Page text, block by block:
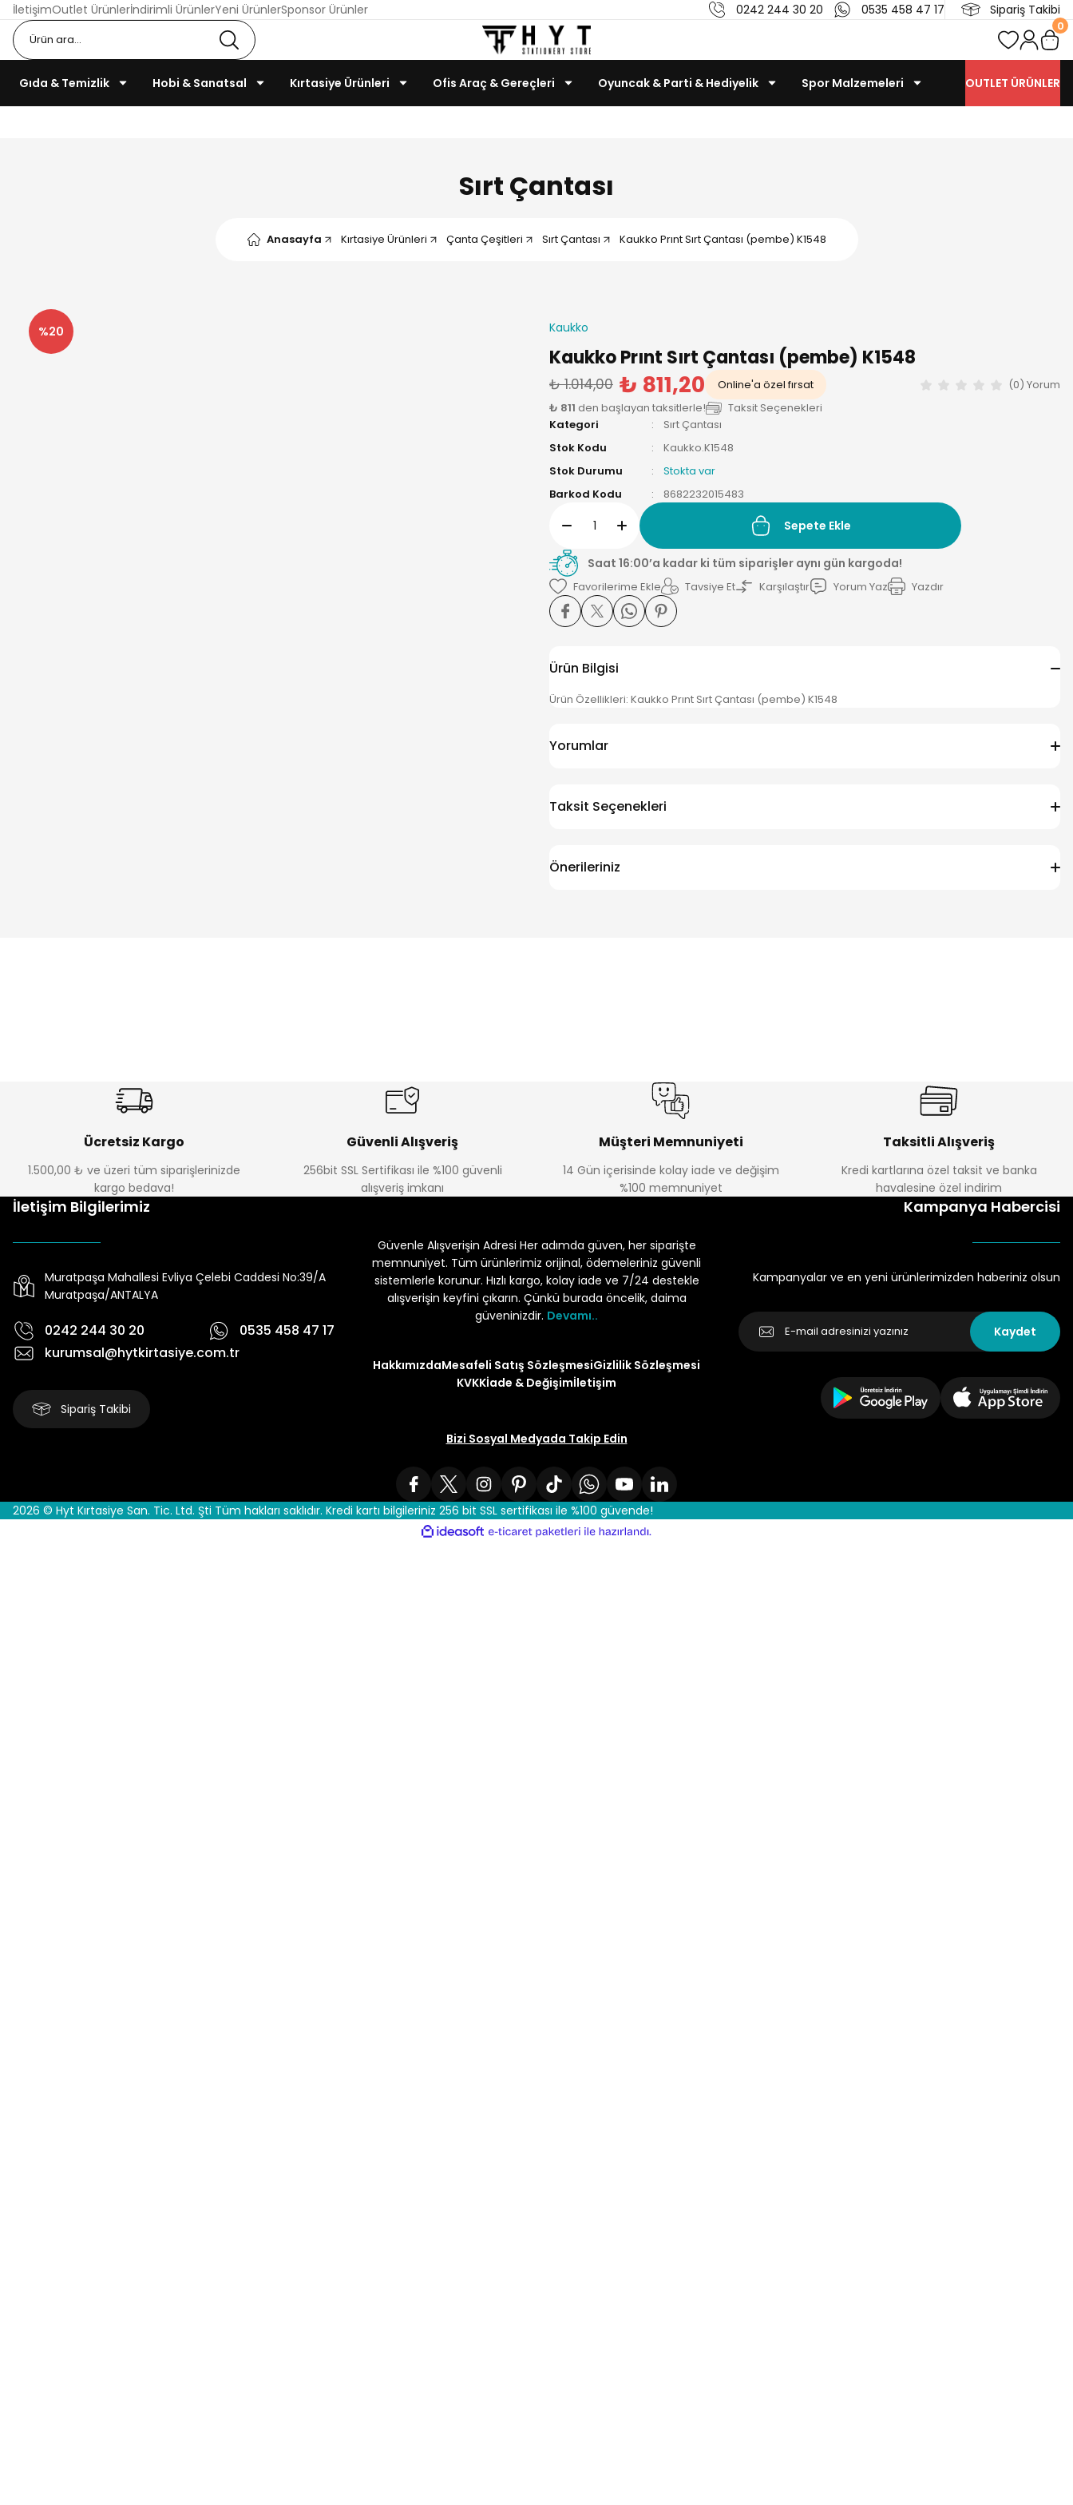
İletişimOutlet Ürünlerİndirimli ÜrünlerYeni ÜrünlerSponsor Ürünler 0242 244 30 20 0535 458 47 17 Sipariş Takibi
0
Gıda & Temizlik Hobi & Sanatsal Kırtasiye Ürünleri Ofis Araç & Gereçleri Oyuncak & Parti & Hediyelik Spor Malzemeleri OUTLET ÜRÜNLER
Sırt Çantası
Anasayfa Kırtasiye Ürünleri Çanta Çeşitleri Sırt Çantası Kaukko Prınt Sırt Çantası (pembe) K1548
%20 Kaukko
Kaukko Prınt Sırt Çantası (pembe) K1548
₺ 1.014,00 ₺ 811,20 Online'a özel fırsat
(0) Yorum
₺ 811 den başlayan taksitlerle!
Taksit Seçenekleri
Kategori
Sırt Çantası
Stok Kodu
Kaukko.K1548
Stok Durumu
Stokta var
Barkod Kodu
8682232015483
Sepete Ekle
Saat 16:00’a kadar ki tüm siparişler aynı gün kargoda!
Tavsiye Et Karşılaştır Yorum Yaz Yazdır
Ürün Bilgisi
Ürün Özellikleri: Kaukko Prınt Sırt Çantası (pembe) K1548
Yorumlar
Taksit Seçenekleri
Önerileriniz
Ücretsiz Kargo
1.500,00 ₺ ve üzeri tüm siparişlerinizde
kargo bedava!
Güvenli Alışveriş
256bit SSL Sertifikası ile %100 güvenli
alışveriş imkanı
Müşteri Memnuniyeti
14 Gün içerisinde kolay iade ve değişim
%100 memnuniyet
Taksitli Alışveriş
Kredi kartlarına özel taksit ve banka
havalesine özel indirim
İletişim Bilgilerimiz
Muratpaşa Mahallesi Evliya Çelebi Caddesi No:39/A
Muratpaşa/ANTALYA
0242 244 30 20
0535 458 47 17
kurumsal@hytkirtasiye.com.tr
Sipariş Takibi
Güvenle Alışverişin Adresi Her adımda güven, her siparişte
memnuniyet. Tüm ürünlerimiz orijinal, ödemeleriniz güvenli
sistemlerle korunur. Hızlı kargo, kolay iade ve 7/24 destekle
alışverişin keyfini çıkarın. Çünkü burada öncelik, daima
güveninizdir. Devamı..
HakkımızdaMesafeli Satış SözleşmesiGizlilik Sözleşmesi
KVKKİade & Değişimİletişim
Bizi Sosyal Medyada Takip Edin
Kampanya Habercisi
Kampanyalar ve en yeni ürünlerimizden haberiniz olsun
Kaydet
2026 © Hyt Kırtasiye San. Tic. Ltd. Şti Tüm hakları saklıdır. Kredi kartı bilgileriniz 256 bit SSL sertifikası ile %100 güvende!
ideasoft
e-